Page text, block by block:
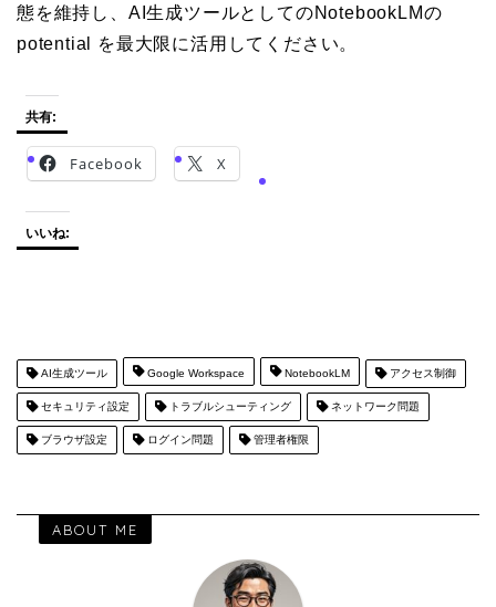
態を維持し、AI生成ツールとしてのNotebookLMの
potential を最大限に活用してください。
共有:
Facebook X
いいね:
AI生成ツール Google Workspace NotebookLM アクセス制御
セキュリティ設定 トラブルシューティング ネットワーク問題
ブラウザ設定 ログイン問題 管理者権限
ABOUT ME